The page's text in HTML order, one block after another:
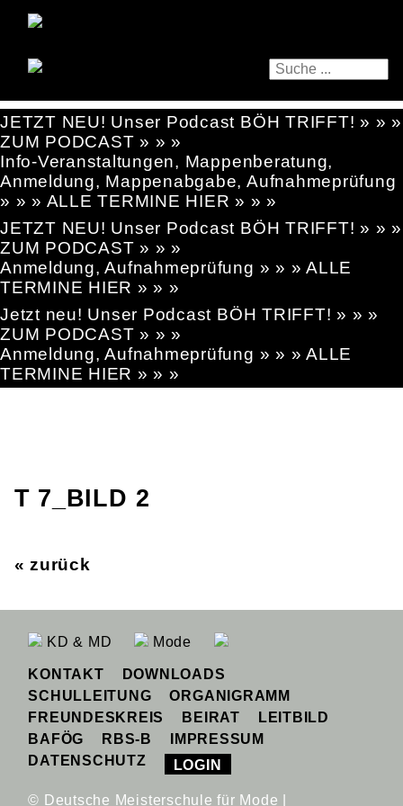
JETZT NEU! Unser Podcast BÖH TRIFFT! » » »
ZUM PODCAST » » »
Info-Veranstaltungen, Mappenberatung,
Anmeldung, Mappenabgabe, Aufnahmeprüfung
» » » ALLE TERMINE HIER » » »
JETZT NEU! Unser Podcast BÖH TRIFFT! » » »
ZUM PODCAST » » »
Anmeldung, Aufnahmeprüfung » » » ALLE
TERMINE HIER » » »
Jetzt neu! Unser Podcast BÖH TRIFFT! » » »
ZUM PODCAST » » »
Anmeldung, Aufnahmeprüfung » » » ALLE
TERMINE HIER » » »
T 7_BILD 2
« zurück
KD & MD Mode
KONTAKT
DOWNLOADS
SCHULLEITUNG
ORGANIGRAMM
FREUNDESKREIS
BEIRAT
LEITBILD
BAFÖG
RBS-B
IMPRESSUM
DATENSCHUTZ
LOGIN
© Deutsche Meisterschule für Mode |